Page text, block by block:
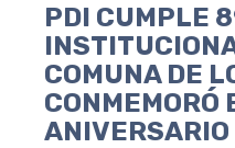
PDI CUMPLE
COMUNA DE
CONMEMORÓ
ANIVERSARIO